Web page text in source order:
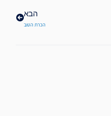
הבא
הכרת הטוב